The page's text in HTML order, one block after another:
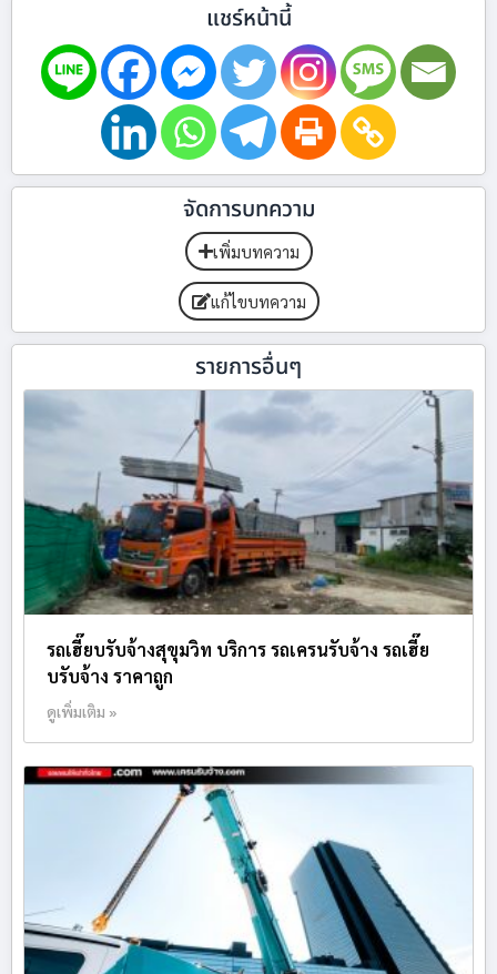
แชร์หน้านี้
จัดการบทความ
เพิ่มบทความ
แก้ไขบทความ
รายการอื่นๆ
รถเฮี๊ยบรับจ้างสุขุมวิท บริการ รถเครนรับจ้าง รถเฮี๊ย
บรับจ้าง ราคาถูก
ดูเพิ่มเติม »